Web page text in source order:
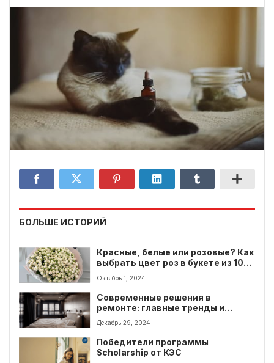
БОЛЬШЕ ИСТОРИЙ
Красные, белые или розовые? Как
выбрать цвет роз в букете из 101
цветка
Октябрь 1, 2024
Современные решения в
ремонте: главные тренды и
оригинальные идеи
Декабрь 29, 2024
Победители программы
Scholarship от КЭС